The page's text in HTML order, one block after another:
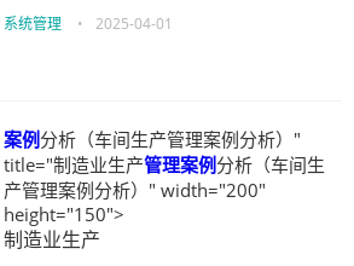
系统管理 • 2025-04-01
案例 分析（车间生产管理案例分析）"
title="制造业生产管理案例 分析（车间生
产管理案例分析）" width="200"
height="150">
制造业生产